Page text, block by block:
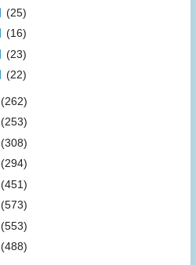
(25)
(16)
(23)
(22)
(262)
(253)
(308)
(294)
(451)
(573)
(553)
(488)